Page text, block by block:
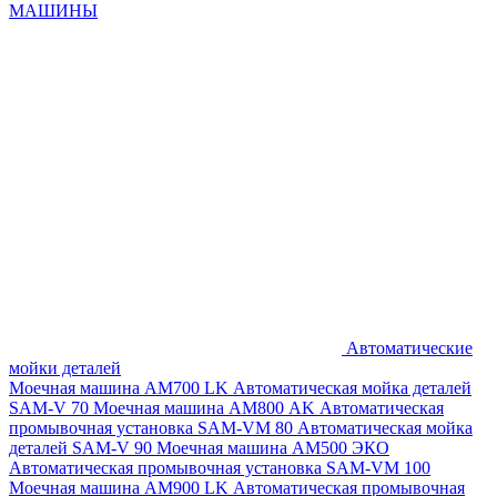
МАШИНЫ
Автоматические
мойки деталей
Моечная машина AM700 LK Автоматическая мойка деталей
SAM-V 70 Моечная машина АМ800 AK Автоматическая
промывочная установка SAM-VM 80 Автоматическая мойка
деталей SAM-V 90 Моечная машина АМ500 ЭКО
Автоматическая промывочная установка SAM-VM 100
Моечная машина AM900 LK Автоматическая промывочная